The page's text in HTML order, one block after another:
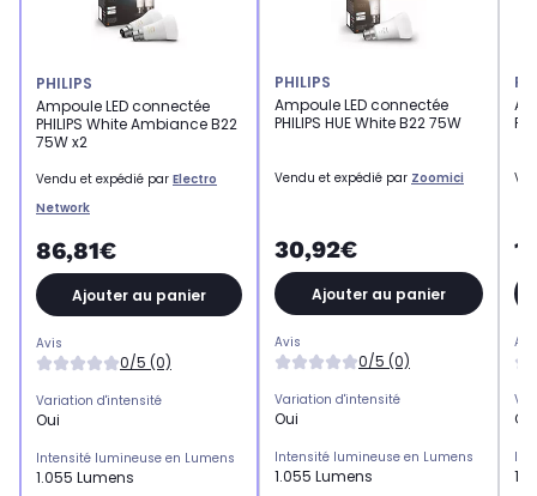
PHILIPS
Ampoule LED connectée
PHILIPS White Ambiance B22
75W x2
Vendu et expédié par Electro
Network
86,81€
Ajouter au panier
Avis
0/5 (0)
Variation d'intensité
Oui
Intensité lumineuse en Lumens
1.055 Lumens
PHILIPS
Ampoule LED connectée
PHILIPS HUE White B22 75W
Vendu et expédié par Zoomici
30,92€
Ajouter au panier
Avis
0/5 (0)
Variation d'intensité
Oui
Intensité lumineuse en Lumens
1.055 Lumens
Oui